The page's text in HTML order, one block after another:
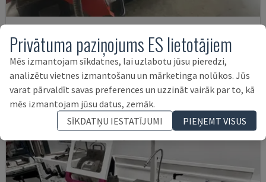
EMCOMAT 200X1000
EMCO - HORIZONTĀLĀS VIRPOŠANAS MAŠĪNAS
VĀCIJA 2001
14.000 €
Privātuma paziņojums ES lietotājiem
Mēs izmantojam sīkdatnes, lai uzlabotu jūsu pieredzi,
analizētu vietnes izmantošanu un mārketinga nolūkos. Jūs
varat pārvaldīt savas preferences un uzzināt vairāk par to, kā
mēs izmantojam jūsu datus, zemāk.
SĪKDATŅU IESTATĪJUMI
PIEŅEMT VISUS